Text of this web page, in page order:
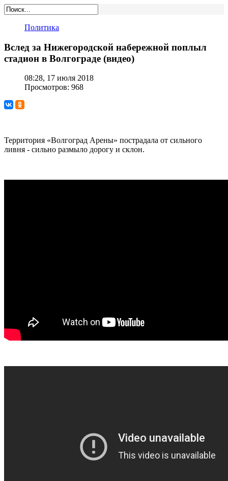
Политика
Вслед за Нижегородской набережной поплыл
стадион в Волгограде (видео)
08:28, 17 июля 2018
Просмотров: 968
Территория «Волгоград Арены» пострадала от сильного
ливня - сильно размыло дорогу и склон.